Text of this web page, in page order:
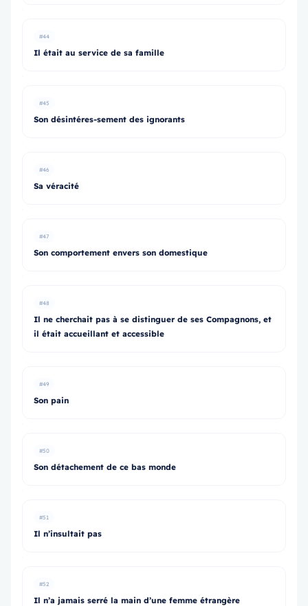
#44
Il était au service de sa famille
#45
Son désintéres-sement des ignorants
#46
Sa véracité
#47
Son comportement envers son domestique
#48
Il ne cherchait pas à se distinguer de ses Compagnons, et
il était accueillant et accessible
#49
Son pain
#50
Son détachement de ce bas monde
#51
Il n’insultait pas
#52
Il n’a jamais serré la main d’une femme étrangère